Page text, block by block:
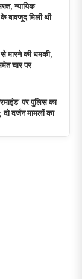
न्यायिक
बावजूद मिली थी
मारने की धमकी,
चार पर
पर पुलिस का
दर्जन मामलों का